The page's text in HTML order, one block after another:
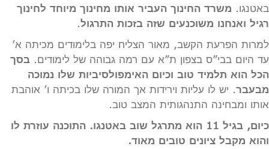
באטנגו. משרד החינוך העביר אותו מחינוך מיוחד לחינוך
רגיל ואנחנו משוכנעים שזה בזכות התרגול.
למרות הפרעת הקשב, מאור הצליח יפה בלימודים מכיתה א’
עד היום בבי”ס בצפון ת”א עם רמה גבוהה של לימודים. בסך
הכל הוא תלמיד טוב וכיום האימפולסיביות שלו נמוכה
מבעבר. יש לו עליות וירידות אך המורה שלו בכיתה ו’ אוהבת
אותו ומבחינה התנהגותית המצב טוב.
כיום, בגיל 11 הוא מתרגל שוב באטנגו. התוכנה עוזרת לו
והוא מקבל ציונים טובים מאוד.